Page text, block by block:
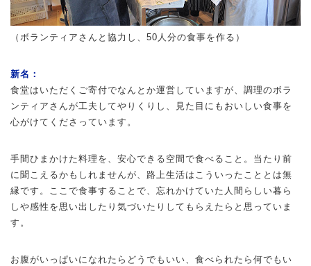
（ボランティアさんと協力し、50人分の食事を作る）
新名：
食堂はいただくご寄付でなんとか運営していますが、調理のボラ
ンティアさんが工夫してやりくりし、見た目にもおいしい食事を
心がけてくださっています。
手間ひまかけた料理を、安心できる空間で食べること。当たり前
に聞こえるかもしれませんが、路上生活はこういったこととは無
縁です。ここで食事することで、忘れかけていた人間らしい暮ら
しや感性を思い出したり気づいたりしてもらえたらと思っていま
す。
お腹がいっぱいになれたらどうでもいい、食べられたら何でもい